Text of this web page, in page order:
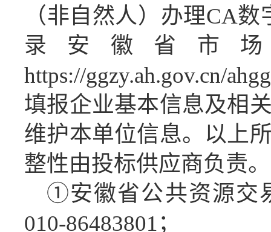
（非自然人）办理CA数
录安徽省市
https://ggzy.ah.gov.cn/
填报企业基本信息及相
维护本单位信息。以上
整性由投标供应商负责。
①安徽省公共资源交
010-86483801；